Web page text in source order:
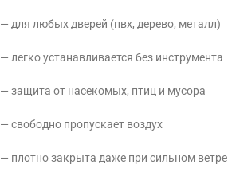
— для любых дверей (пвх, дерево, металл)
— легко устанавливается без инструмента
— защита от насекомых, птиц и мусора
— свободно пропускает воздух
— плотно закрыта даже при сильном ветре